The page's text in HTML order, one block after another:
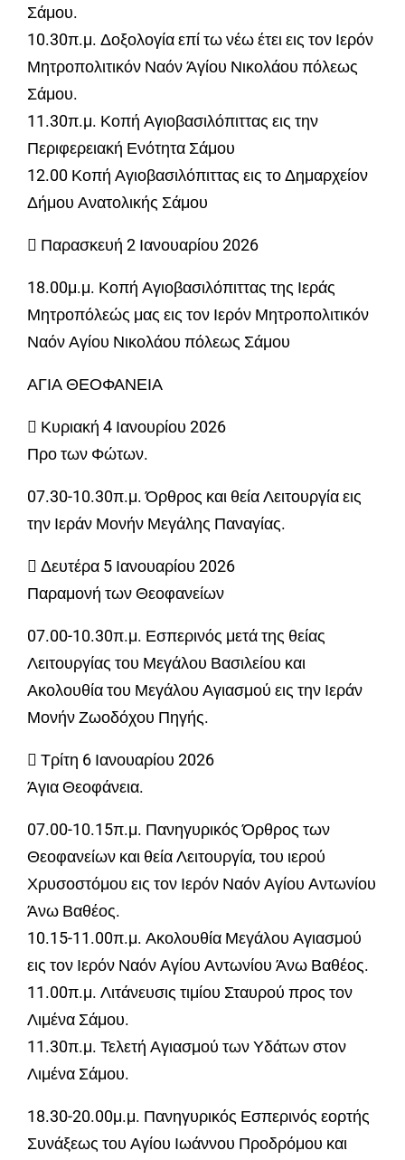
Σάμου.
10.30π.μ. Δοξολογία επί τω νέω έτει εις τον Ιερόν
Μητροπολιτικόν Ναόν Άγίου Νικολάου πόλεως
Σάμου.
11.30π.μ. Κοπή Αγιοβασιλόπιττας εις την
Περιφερειακή Ενότητα Σάμου
12.00 Κοπή Αγιοβασιλόπιττας εις το Δημαρχείον
Δήμου Ανατολικής Σάμου
 Παρασκευή 2 Ιανουαρίου 2026
18.00μ.μ. Κοπή Αγιοβασιλόπιττας της Ιεράς
Μητροπόλεώς μας εις τον Ιερόν Μητροπολιτικόν
Ναόν Αγίου Νικολάου πόλεως Σάμου
ΑΓΙΑ ΘΕΟΦΑΝΕΙΑ
 Κυριακή 4 Ιανουρίου 2026
Προ των Φώτων.
07.30-10.30π.μ. Όρθρος και θεία Λειτουργία εις
την Ιεράν Μονήν Μεγάλης Παναγίας.
 Δευτέρα 5 Ιανουαρίου 2026
Παραμονή των Θεοφανείων
07.00-10.30π.μ. Εσπερινός μετά της θείας
Λειτουργίας του Μεγάλου Βασιλείου και
Ακολουθία του Μεγάλου Αγιασμού εις την Ιεράν
Μονήν Ζωοδόχου Πηγής.
 Τρίτη 6 Ιανουαρίου 2026
Άγια Θεοφάνεια.
07.00-10.15π.μ. Πανηγυρικός Όρθρος των
Θεοφανείων και θεία Λειτουργία, του ιερού
Χρυσοστόμου εις τον Ιερόν Ναόν Αγίου Αντωνίου
Άνω Βαθέος.
10.15-11.00π.μ. Ακολουθία Μεγάλου Αγιασμού
εις τον Ιερόν Ναόν Αγίου Αντωνίου Άνω Βαθέος.
11.00π.μ. Λιτάνευσις τιμίου Σταυρού προς τον
Λιμένα Σάμου.
11.30π.μ. Τελετή Αγιασμού των Υδάτων στον
Λιμένα Σάμου.
18.30-20.00μ.μ. Πανηγυρικός Εσπερινός εορτής
Συνάξεως του Αγίου Ιωάννου Προδρόμου και